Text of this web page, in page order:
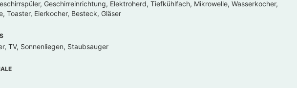
Geschirreinrichtung, Elektroherd, Tiefkühlfach, Mikrowelle, Wasserkocher,
Toaster, Eierkocher, Besteck, Gläser
TV, Sonnenliegen, Staubsauger